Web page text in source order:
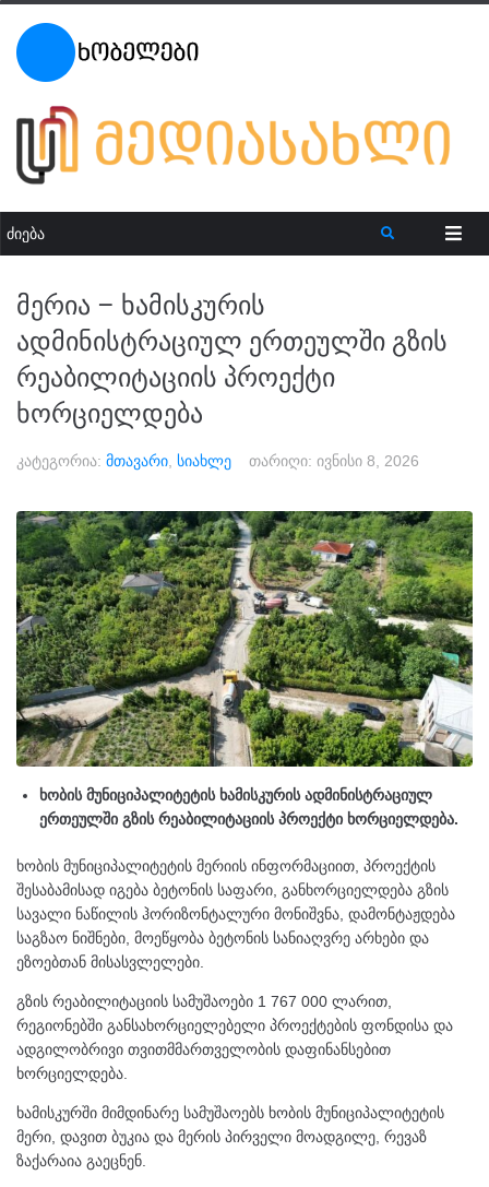
მერია – ხამისკურის
ადმინისტრაციულ ერთეულში გზის
რეაბილიტაციის პროექტი
ხორციელდება
კატეგორია: მთავარი სიახლე თარიღი: ივნისი 8, 2026
ხობის მუნიციპალიტეტის ხამისკურის ადმინისტრაციულ
ერთეულში გზის რეაბილიტაციის პროექტი ხორციელდება.
ხობის მუნიციპალიტეტის მერიის ინფორმაციით, პროექტის
შესაბამისად იგება ბეტონის საფარი, განხორციელდება გზის
სავალი ნაწილის ჰორიზონტალური მონიშვნა, დამონტაჟდება
საგზაო ნიშნები, მოეწყობა ბეტონის სანიაღვრე არხები და
ეზოებთან მისასვლელები.
გზის რეაბილიტაციის სამუშაოები 1 767 000 ლარით,
რეგიონებში განსახორციელებელი პროექტების ფონდისა და
ადგილობრივი თვითმმართველობის დაფინანსებით
ხორციელდება.
ხამისკურში მიმდინარე სამუშაოებს ხობის მუნიციპალიტეტის
მერი, დავით ბუკია და მერის პირველი მოადგილე, რევაზ
ზაქარაია გაეცნენ.